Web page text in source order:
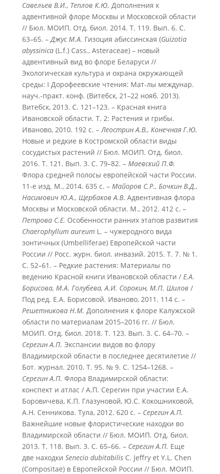
Савельев В.И., Теплов К.Ю. Дополнения к
адвентивной флоре Москвы и Московской области
// Бюл. МОИП. Отд. биол. 2014. Т. 119. Вып. 6. С.
63–65. –Джус М.А. Гизоция абиссинская (Guizotia
abyssinica(L.f.) Cass., Asteraceae) – новый
адвентивный вид во флоре Беларуси //
Экологическая культура и охрана окружающей
среды: I Дорофеевские чтения: Мат-лы междунар.
науч.-практ. конф. (Витебск, 21–22 нояб. 2013).
Витебск, 2013. С. 121–123. – Красная книга
Ивановской области. Т. 2: Растения и грибы.
Иваново, 2010. 192 с. –Леострин А.В., Конечная Г.Ю.
Новые и редкие в Костромской области виды
сосудистых растений // Бюл. МОИП. Отд. биол.
2016. Т. 121. Вып. 3. С. 79–82. – Маевский П.Ф.
Флора средней полосы европейской части России.
11-е изд. М., 2014. 635 с. – Майоров С.Р., Бочкин В.Д.,
Насимович Ю.А., Щербаков А.В. Адвентивная флора
Москвы и Московской области. М., 2012. 412 с. –
Петрова С.Е. Особенности ранних этапов развития
Chaerophyllum aureum L. – чужеродного вида
зонтичных (Umbelliferae) Европейской части
России // Росс. журн. биол. инвазий. 2015. Т. 7. № 1.
С. 52–61. – Редкие растения: Материалы по
ведению Красной книги Ивановской области / Е.А.
Борисова, М.А. Голубева, А.И. Сорокин, М.П. Шилов /
Под ред. Е.А. Борисовой. Иваново, 2011. 114 с. –
Решетникова Н.М. Дополнения к флоре Калужской
области по материалам 2015–2016 гг. // Бюл.
МОИП. Отд. биол. 2018. Т. 123. Вып. 3. С. 64–70. –
Серегин А.П. Экспансии видов во флору
Владимирской области в последнее десятилетие //
Бот. журнал. 2010. Т. 95. № 9. С. 1254–1268. –
Серегин А.П. Флора Владимирской области:
конспект и атлас / А.П. Серегин при участии Е.А.
Боровичева, К.П. Глазуновой, Ю.С. Кокошниковой,
А.Н. Сенникова. Тула, 2012. 620 с. – Серегин А.П.
Важнейшие новые флористические находки во
Владимирской области // Бюл. МОИП. Отд. биол.
2013. Т. 118. Вып. 3. С. 65–66. – Серегин А.П. Еще
две находки Senecio dubitabilis C. Jeffry et Y.L. Chen
(Compositae) в Европейской России // Бюл. МОИП.